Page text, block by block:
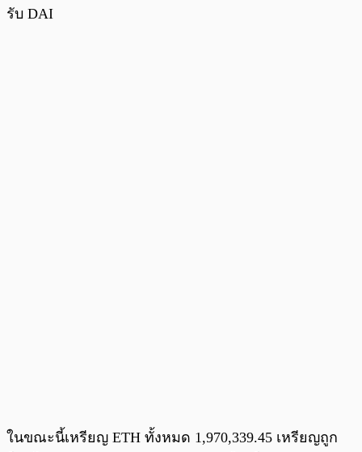
รับ DAI
ในขณะนี้เหรียญ ETH ทั้งหมด 1,970,339.45 เหรียญถูก